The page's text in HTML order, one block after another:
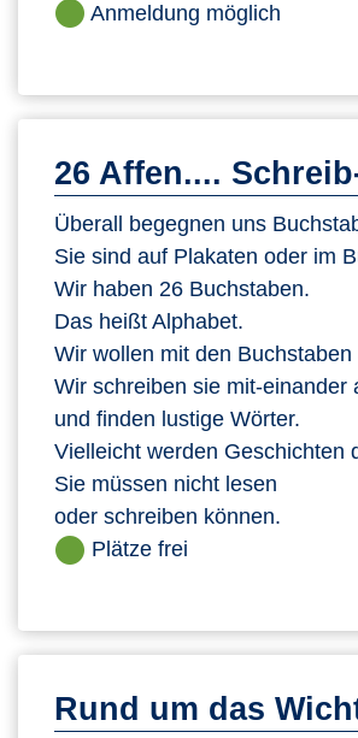
Anmeldung möglich
26 Affen....
Überall begegnen uns
Sie sind auf Plakaten oder im
Wir haben 26 Buchstaben.
Das heißt Alphabet.
Wir wollen mit den Buchstaben
Wir schreiben sie mit-einander
und finden lustige Wörter.
Vielleicht werden Geschichten
Sie müssen nicht lesen
oder schreiben können.
Plätze frei
Rund um das